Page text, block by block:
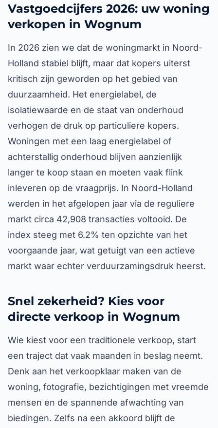
Vastgoedcijfers 2026: uw woning
verkopen in Wognum
In 2026 zien we dat de woningmarkt in Noord-
Holland stabiel blijft, maar dat kopers uiterst
kritisch zijn geworden op het gebied van
duurzaamheid. Het energielabel, de
isolatiewaarde en de staat van onderhoud
verhogen de druk op particuliere kopers.
Woningen met een laag energielabel of
achterstallig onderhoud blijven aanzienlijk
langer te koop staan en moeten vaak flink
inleveren op de vraagprijs. In Noord-Holland
werden in het afgelopen jaar via de reguliere
markt circa 42,908 transacties voltooid. De
index steeg met 6.2% ten opzichte van het
voorgaande jaar, wat getuigt van een actieve
markt waar echter verduurzamingsdruk heerst.
Snel zekerheid? Kies voor
directe verkoop in Wognum
Wie kiest voor een traditionele verkoop, start
een traject dat vaak maanden in beslag neemt.
Denk aan het verkoopklaar maken van de
woning, fotografie, bezichtigingen met vreemde
mensen en de spannende afwachting van
biedingen. Zelfs na een akkoord blijft de